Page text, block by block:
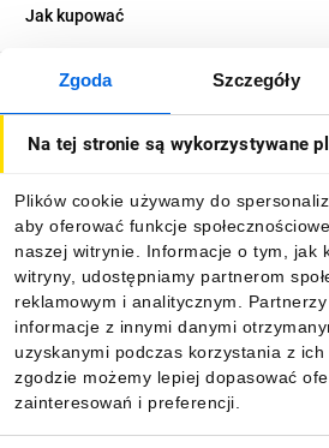
Zgoda Szczegóły
Na tej stronie są wykorzystywane
Plików cookie używamy do
aby oferować funkcje
naszej witrynie. Informacje o tym, jak
witryny, udostępniamy partnerom
reklamowym i analitycznym.
informacje z innymi danymi
uzyskanymi podczas korzystania z ich
zgodzie możemy lepiej dopasować
zainteresowań i preferencji.
Jak kupować
O firmie
Informacje
Pobierz naszą aplikację